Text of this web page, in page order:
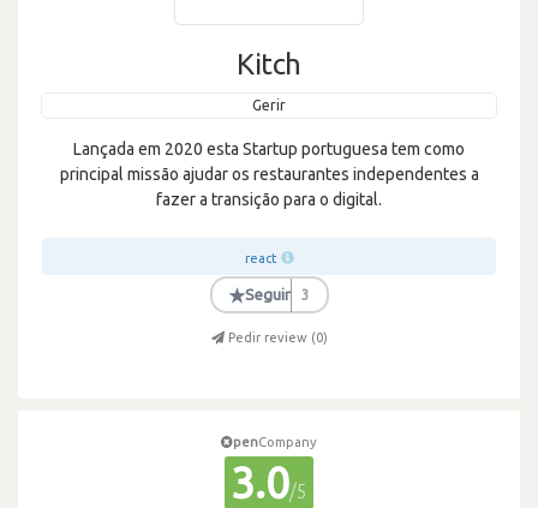
Kitch
Gerir
Lançada em 2020 esta Startup portuguesa tem como
principal missão ajudar os restaurantes independentes a
fazer a transição para o digital.
react
★Seguir 3
Pedir review (0)
penCompany
3.0/5